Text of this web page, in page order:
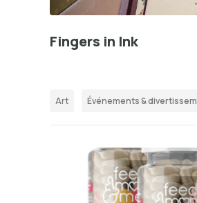
Fingers in Ink
Art Événements &